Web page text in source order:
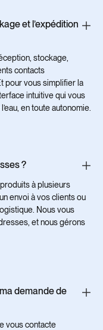
et l’expédition
stockage,
contacts
pour vous simplifier la
intuitive qui vous
en toute autonomie.
?
à plusieurs
envoi à vos clients ou
Nous vous
et nous gérons
demande de
vous contacte